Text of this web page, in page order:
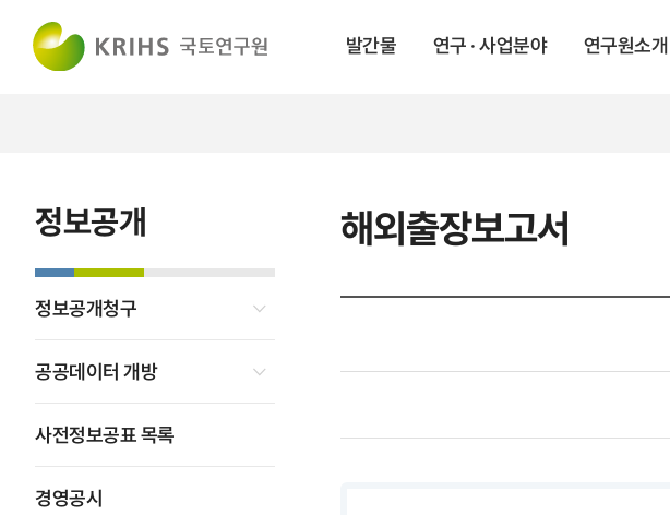
발간물 연구 · 사업분야 연구원소개
해외출장보고서
정보공개
정보공개청구
공공데이터 개방
사전정보공표 목록
경영공시